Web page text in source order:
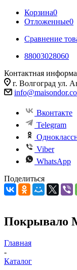
Корзина0
Отложенные0
Сравнение
88003028060
Контактная
г. Волгоград ул.
Вконтакте
Telegram
Viber
WhatsApp
Поделиться
Покрывало
Главная
-
Каталог